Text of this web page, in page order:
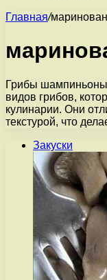
Главная/
Грибы
видов грибов,
кулинарии. Они
текстурой, что
Закуски